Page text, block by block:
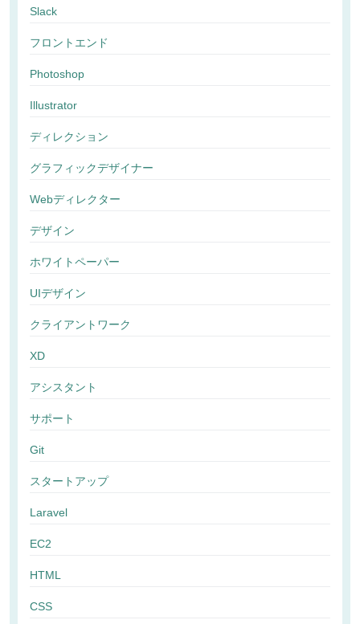
Slack
フロントエンド
Photoshop
Illustrator
ディレクション
グラフィックデザイナー
Webディレクター
デザイン
ホワイトペーパー
UIデザイン
クライアントワーク
XD
アシスタント
サポート
Git
スタートアップ
Laravel
EC2
HTML
CSS